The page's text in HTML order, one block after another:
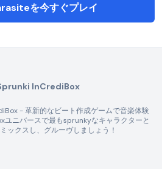
を今すぐプレイ
InCrediBox
- 革新的なビート作成ゲームで音楽体験
ニバースで最もsprunkyなキャラクターと
ックスし、グルーヴしましょう！